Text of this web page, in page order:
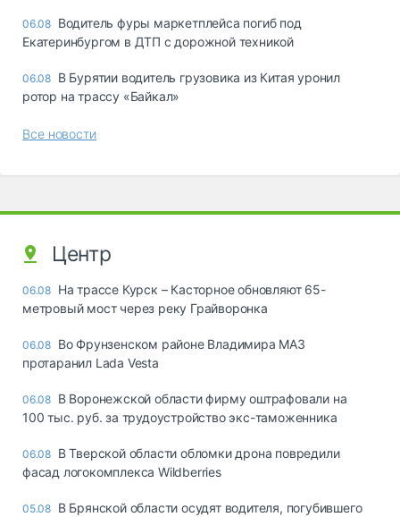
06.08 Водитель фуры маркетплейса погиб под
Екатеринбургом в ДТП с дорожной техникой
06.08 В Бурятии водитель грузовика из Китая уронил
ротор на трассу «Байкал»
Все новости
Центр
06.08 На трассе Курск – Касторное обновляют 65-
метровый мост через реку Грайворонка
06.08 Во Фрунзенском районе Владимира МАЗ
протаранил Lada Vesta
06.08 В Воронежской области фирму оштрафовали на
100 тыс. руб. за трудоустройство экс-таможенника
06.08 В Тверской области обломки дрона повредили
фасад логокомплекса Wildberries
05.08 В Брянской области осудят водителя, погубившего